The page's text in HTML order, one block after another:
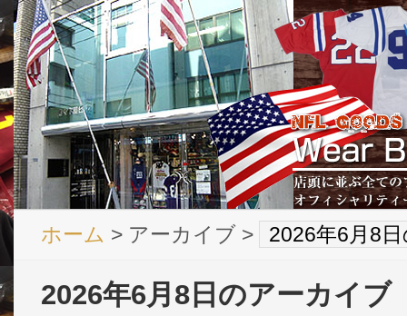
ホーム > アーカイブ > 2026年6月8
2026年6月8日のアーカイブ